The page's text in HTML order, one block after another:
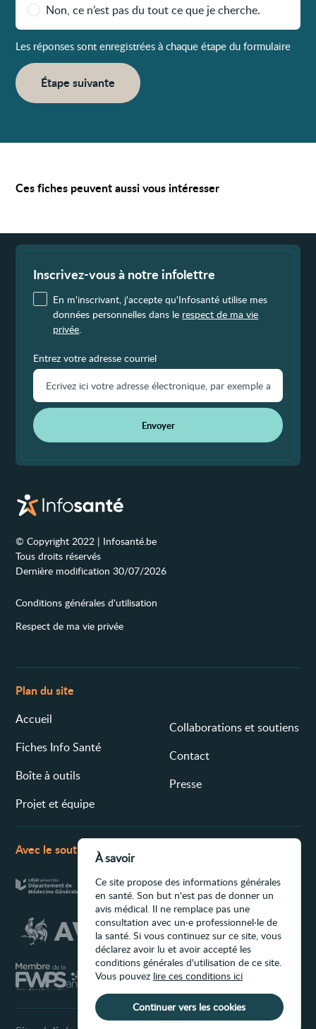
Non, ce n’est pas du tout ce que je cherche.
Les réponses sont enregistrées à chaque étape du formulaire
Étape suivante
Ces fiches peuvent aussi vous intéresser
Inscrivez-vous à notre infolettre
En m'inscrivant, j'accepte qu'Infosanté utilise mes
données personnelles dans le respect de ma vie
privée
Entrez votre adresse courriel
Envoyer
© Copyright 2022 | Infosanté.be
Tous droits réservés
Dernière modification 30/07/2026
Conditions générales d'utilisation
Respect de ma vie privée
Plan du site
Accueil
Fiches Info Santé
Boîte à outils
Projet et équipe
Collaborations et soutiens
Contact
Presse
Avec le soutien de
À savoir
Ce site propose des informations générales
en santé. Son but n'est pas de donner un
avis médical. Il ne remplace pas une
consultation avec un·e professionnel·le de
la santé. Si vous continuez sur ce site, vous
déclarez avoir lu et avoir accepté les
conditions générales d'utilisation de ce site.
Vous pouvez lire ces conditions ici
Continuer vers les cookies